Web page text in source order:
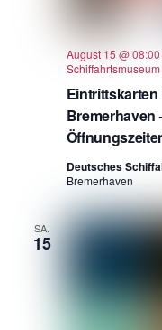
Bremerhaven
August 15 @ 08:00
Schiffahrtsmuseum
Deutsches
Bremerhaven
SA.
15